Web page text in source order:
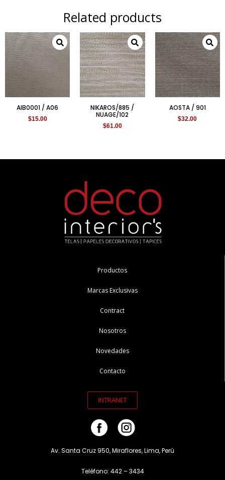
Related products
AIB0001 / A06
$15.00
NIKAROS/885 /
NUAGE/102
$61.00
AOSTA / 901
$32.00
Productos
Marcas Exclusivas
Contract
Nosotros
Novedades
Contacto
INTRANET
Av. Santa Cruz 950, Miraflores, Lima, Perú
Teléfono: 442 – 3434